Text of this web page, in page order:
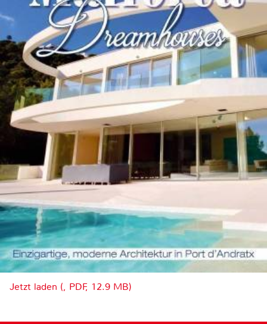
Jetzt laden (, PDF, 12.9 MB)